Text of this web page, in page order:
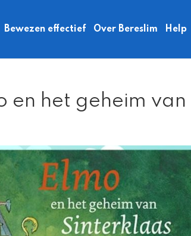
Bewezen effectief Over Bereslim Help
en het geheim